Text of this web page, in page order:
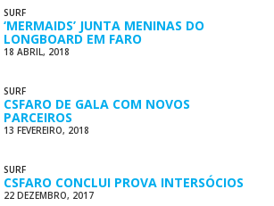
SURF
‘MERMAIDS’ JUNTA MENINAS DO
LONGBOARD EM FARO
18 ABRIL, 2018
SURF
CSFARO DE GALA COM NOVOS
PARCEIROS
13 FEVEREIRO, 2018
SURF
CSFARO CONCLUI PROVA INTERSÓCIOS
22 DEZEMBRO, 2017